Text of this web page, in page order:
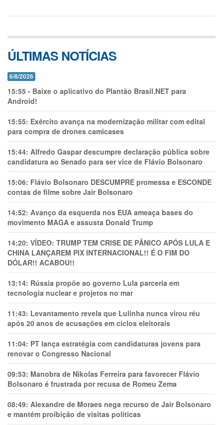
ÚLTIMAS NOTÍCIAS
6/8/2026
15:55 - Baixe o aplicativo do Plantão Brasil.NET para
Android!
15:55: Exército avança na modernização militar com edital
para compra de drones camicases
15:44: Alfredo Gaspar descumpre declaração pública sobre
candidatura ao Senado para ser vice de Flávio Bolsonaro
15:06: Flávio Bolsonaro DESCUMPRE promessa e ESCONDE
contas de filme sobre Jair Bolsonaro
14:52: Avanço da esquerda nos EUA ameaça bases do
movimento MAGA e assusta Donald Trump
14:20: VÍDEO: TRUMP TEM CRlSE DE PÂNlCO APÓS LULA E
CHINA LANÇAREM PIX INTERNACIONAL!! É O FIM DO
DÓLAR!! ACABOU!!
13:14: Rússia propõe ao governo Lula parceria em
tecnologia nuclear e projetos no mar
11:43: Levantamento revela que Lulinha nunca virou réu
após 20 anos de acusações em ciclos eleitorais
11:04: PT lança estratégia com candidaturas jovens para
renovar o Congresso Nacional
09:53: Manobra de Nikolas Ferreira para favorecer Flávio
Bolsonaro é frustrada por recusa de Romeu Zema
08:49: Alexandre de Moraes nega recurso de Jair Bolsonaro
e mantém proibição de visitas políticas